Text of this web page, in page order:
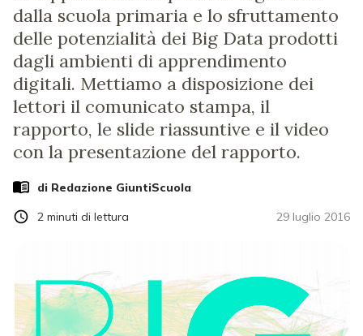
dalla scuola primaria e lo sfruttamento
delle potenzialità dei Big Data prodotti
dagli ambienti di apprendimento
digitali. Mettiamo a disposizione dei
lettori il comunicato stampa, il
rapporto, le slide riassuntive e il video
con la presentazione del rapporto.
di Redazione GiuntiScuola
29 luglio 2016
2 minuti di lettura